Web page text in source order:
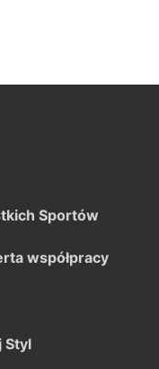
Sportów
współpracy
Styl